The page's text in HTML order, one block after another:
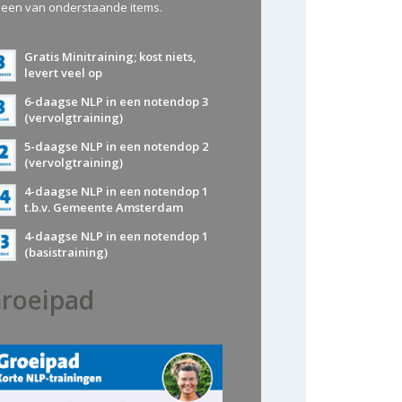
van onderstaande items.
Gratis Minitraining; kost niets,
levert veel op
6-daagse NLP in een notendop 3
(vervolgtraining)
5-daagse NLP in een notendop 2
(vervolgtraining)
4-daagse NLP in een notendop 1
t.b.v. Gemeente Amsterdam
4-daagse NLP in een notendop 1
(basistraining)